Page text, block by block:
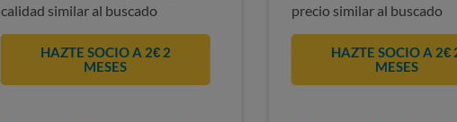
calidad similar al buscado
HAZTE SOCIO A 2€ 2
MESES
precio similar al buscado
HAZTE SOCIO A 2€
MESES